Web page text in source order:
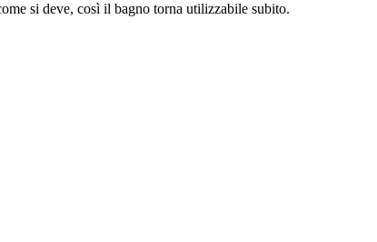
si deve, così il bagno torna utilizzabile subito.